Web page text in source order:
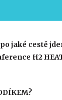
jaké cestě
H2